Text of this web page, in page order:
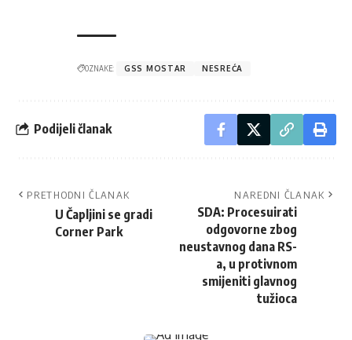
OZNAKE: GSS MOSTAR NESREĆA
Podijeli članak
PRETHODNI ČLANAK
U Čapljini se gradi
Corner Park
NAREDNI ČLANAK
SDA: Procesuirati
odgovorne zbog
neustavnog dana RS-
a, u protivnom
smijeniti glavnog
tužioca